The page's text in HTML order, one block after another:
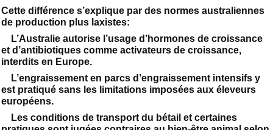
Cette différence s’explique par des normes australiennes
de production plus laxistes:
L’Australie autorise l’usage d’hormones de croissance
et d’antibiotiques comme activateurs de croissance,
interdits en Europe.
L’engraissement en parcs d’engraissement intensifs y
est pratiqué sans les limitations imposées aux éleveurs
européens.
Les conditions de transport du bétail et certaines